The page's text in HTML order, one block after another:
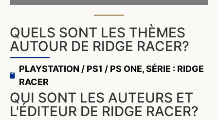
QUELS SONT LES THÈMES
AUTOUR DE RIDGE RACER?
PLAYSTATION / PS1 / PS ONE,SÉRIE : RIDGE
RACER
QUI SONT LES AUTEURS ET
L'ÉDITEUR DE RIDGE RACER?